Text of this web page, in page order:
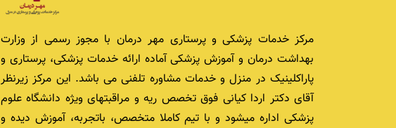
مرکز خدمات پزشکی و پرستاری مهر درمان با مجوز رسمی از وزارت
بهداشت درمان و آموزش پزشکی آماده ارائه خدمات پزشکی، پرستاری و
پاراکلینیک در منزل و خدمات مشاوره تلفنی می باشد. این مرکز زیرنظر
آقای دکتر اردا کیانی فوق تخصص ریه و مراقبتهای ویژه دانشگاه علوم
پزشکی اداره میشود و با تیم کاملا متخصص، باتجربه، آموزش دیده و